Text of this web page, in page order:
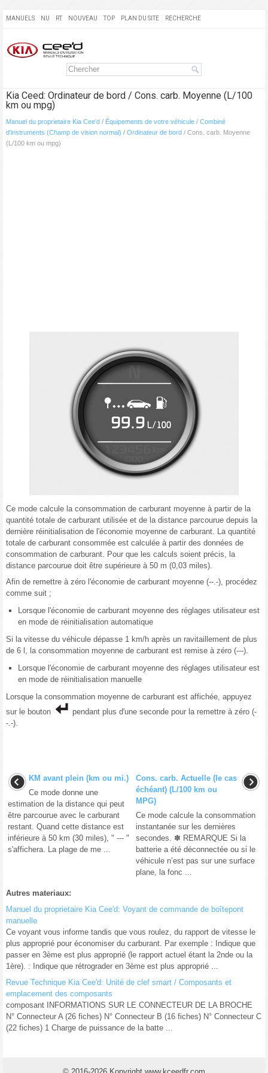
MANUELS NU RT NOUVEAU TOP PLAN DU SITE RECHERCHE
Kia Ceed: Ordinateur de bord / Cons. carb. Moyenne (L/100
km ou mpg)
Manuel du proprietaire Kia Cee'd / Équipements de votre véhicule / Combiné
d'instruments (Champ de vision normal) / Ordinateur de bord / Cons. carb. Moyenne
(L/100 km ou mpg)
Ce mode calcule la consommation de carburant moyenne à partir de la
quantité totale de carburant utilisée et de la distance parcourue depuis la
dernière réinitialisation de l'économie moyenne de carburant. La quantité
totale de carburant consommée est calculée à partir des données de
consommation de carburant. Pour que les calculs soient précis, la
distance parcourue doit être supérieure à 50 m (0,03 miles).
Afin de remettre à zéro l'économie de carburant moyenne (--.-), procédez
comme suit ;
Lorsque l'économie de carburant moyenne des réglages utilisateur est
en mode de réinitialisation automatique
Si la vitesse du véhicule dépasse 1 km/h après un ravitaillement de plus
de 6 l, la consommation moyenne de carburant est remise à zéro (---).
Lorsque l'économie de carburant moyenne des réglages utilisateur est
en mode de réinitialisation manuelle
Lorsque la consommation moyenne de carburant est affichée, appuyez
sur le bouton
pendant plus d'une seconde pour la remettre à zéro (-
-.-).
KM avant plein (km ou mi.)
Ce mode donne une
estimation de la distance qui peut
être parcourue avec le carburant
restant. Quand cette distance est
inférieure à 50 km (30 miles), " --- "
s'affichera. La plage de me ...
Cons. carb. Actuelle (le cas
échéant) (L/100 km ou
MPG)
Ce mode calcule la consommation
instantanée sur les dernières
secondes. ✽ REMARQUE Si la
batterie a été déconnectée ou si le
véhicule n’est pas sur une surface
plane, la fonc ...
Autres materiaux:
Manuel du proprietaire Kia Cee'd: Voyant de commande de boîtepont
manuelle
Ce voyant vous informe tandis que vous roulez, du rapport de vitesse le
plus approprié pour économiser du carburant. Par exemple : Indique que
passer en 3ème est plus approprié (le rapport actuel étant la 2nde ou la
1ère). : Indique que rétrograder en 3ème est plus approprié ...
Revue Technique Kia Cee'd: Unité de clef smart / Composants et
emplacement des composants
composant INFORMATIONS SUR LE CONNECTEUR DE LA BROCHE
N° Connecteur A (26 fiches) N° Connecteur B (16 fiches) N° Connecteur C
(22 fiches) 1 Charge de puissance de la batte ...